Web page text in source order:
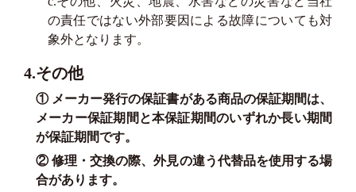
の責任ではない外部要因による故障についても対
象外となります。
4.その他
① メーカー発行の保証書がある商品の保証期間は、
メーカー保証期間と本保証期間のいずれか長い期間
が保証期間です。
② 修理・交換の際、外見の違う代替品を使用する場
合があります。